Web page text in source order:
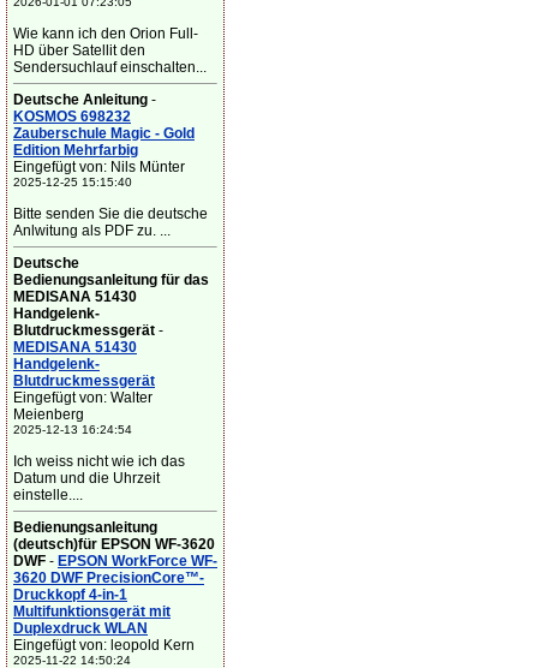
Wie kann ich den Orion Full-
HD über Satellit den
Sendersuchlauf einschalten...
Deutsche Anleitung -
KOSMOS 698232
Zauberschule Magic - Gold
Edition Mehrfarbig
Eingefügt von: Nils Münter
2025-12-25 15:15:40
Bitte senden Sie die deutsche
Anlwitung als PDF zu. ...
Deutsche
Bedienungsanleitung für das
MEDISANA 51430
Handgelenk-
Blutdruckmessgerät -
MEDISANA 51430
Handgelenk-
Blutdruckmessgerät
Eingefügt von: Walter
Meienberg
2025-12-13 16:24:54
Ich weiss nicht wie ich das
Datum und die Uhrzeit
einstelle....
Bedienungsanleitung
(deutsch)für EPSON WF-3620
DWF - EPSON WorkForce WF-
3620 DWF PrecisionCore™-
Druckkopf 4-in-1
Multifunktionsgerät mit
Duplexdruck WLAN
Eingefügt von: leopold Kern
2025-11-22 14:50:24